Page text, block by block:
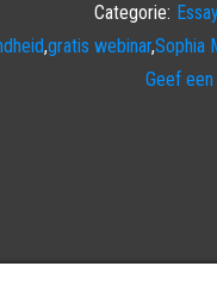
Categorie:
,gratis webinar,Sophia
Geef